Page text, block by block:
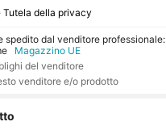
Tutela della privacy
spedito dal venditore professionale:
Magazzino UE
del venditore
venditore e/o prodotto